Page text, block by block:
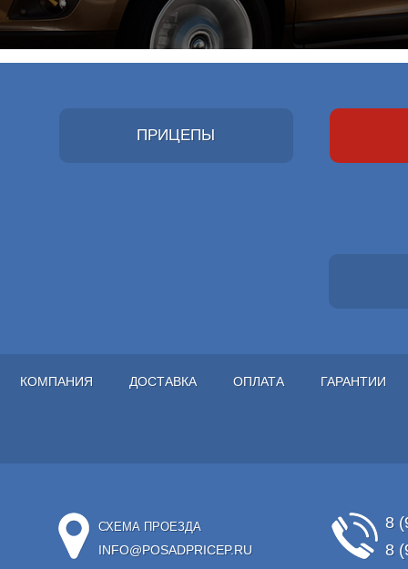
ПРИЦЕПЫ
КОМПАНИЯ ДОСТАВКА ОПЛАТА ГАРАНТИИ
СХЕМА ПРОЕЗДА
INFO@POSADPRICEP.RU
8
8